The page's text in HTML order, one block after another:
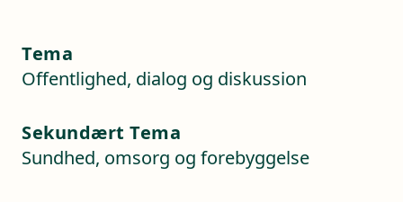
Tema
Offentlighed, dialog og diskussion
Sekundært Tema
Sundhed, omsorg og forebyggelse